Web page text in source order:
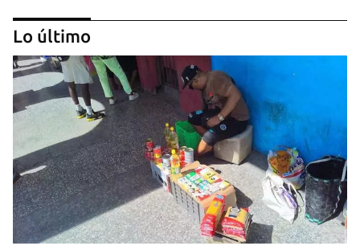
GUERRA
Al menos 17 muertos y 44 heridos en ataques
nocturnos de Rusia sobre la región de Kiev
Lo último